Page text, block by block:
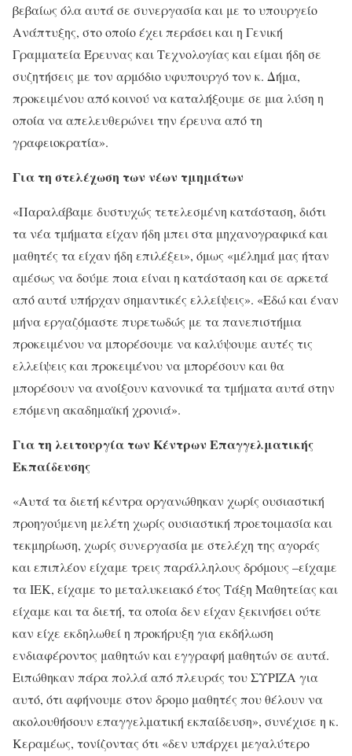
βεβαίως όλα αυτά σε συνεργασία και με το υπουργείο
Ανάπτυξης, στο οποίο έχει περάσει και η Γενική
Γραμματεία Έρευνας και Τεχνολογίας και είμαι ήδη σε
συζητήσεις με τον αρμόδιο υφυπουργό τον κ. Δήμα,
προκειμένου από κοινού να καταλήξουμε σε μια λύση η
οποία να απελευθερώνει την έρευνα από τη
γραφειοκρατία».
Για τη στελέχωση των νέων τμημάτων
«Παραλάβαμε δυστυχώς τετελεσμένη κατάσταση, διότι
τα νέα τμήματα είχαν ήδη μπει στα μηχανογραφικά και
μαθητές τα είχαν ήδη επιλέξει», όμως «μέλημά μας ήταν
αμέσως να δούμε ποια είναι η κατάσταση και σε αρκετά
από αυτά υπήρχαν σημαντικές ελλείψεις». «Εδώ και έναν
μήνα εργαζόμαστε πυρετωδώς με τα πανεπιστήμια
προκειμένου να μπορέσουμε να καλύψουμε αυτές τις
ελλείψεις και προκειμένου να μπορέσουν και θα
μπορέσουν να ανοίξουν κανονικά τα τμήματα αυτά στην
επόμενη ακαδημαϊκή χρονιά».
Για τη λειτουργία των Κέντρων Επαγγελματικής
Εκπαίδευσης
«Αυτά τα διετή κέντρα οργανώθηκαν χωρίς ουσιαστική
προηγούμενη μελέτη χωρίς ουσιαστική προετοιμασία και
τεκμηρίωση, χωρίς συνεργασία με στελέχη της αγοράς
και επιπλέον είχαμε τρεις παράλληλους δρόμους –είχαμε
τα ΙΕΚ, είχαμε το μεταλυκειακό έτος Τάξη Μαθητείας και
είχαμε και τα διετή, τα οποία δεν είχαν ξεκινήσει ούτε
καν είχε εκδηλωθεί η προκήρυξη για εκδήλωση
ενδιαφέροντος μαθητών και εγγραφή μαθητών σε αυτά.
Ειπώθηκαν πάρα πολλά από πλευράς του ΣΥΡΙΖΑ για
αυτό, ότι αφήνουμε στον δρομο μαθητές που θέλουν να
ακολουθήσουν επαγγελματική εκπαίδευση», συνέχισε η κ.
Κεραμέως, τονίζοντας ότι «δεν υπάρχει μεγαλύτερο